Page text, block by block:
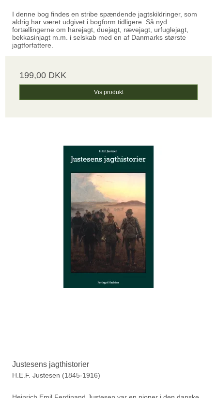
I denne bog findes en stribe spændende jagtskildringer, som
aldrig har været udgivet i bogform tidligere. Så nyd
fortællingerne om harejagt, duejagt, rævejagt, urfuglejagt,
bekkasinjagt m.m. i selskab med en af Danmarks største
jagtforfattere.
199,00 DKK
Vis produkt
Justesens jagthistorier
H.E.F. Justesen (1845-1916)